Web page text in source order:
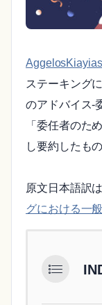
ステーキング
のアドバイス-
「委任者のた
し要約したもの
原文日本語訳は
グにおける一